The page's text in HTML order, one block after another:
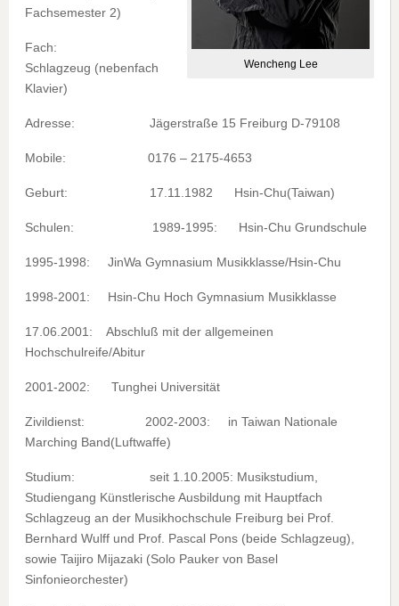
Wencheng Lee
Fachsemester 2)
Fach:
Schlagzeug (nebenfach
Klavier)
Adresse: Jägerstraße 15 Freiburg D-79108
Mobile: 0176 – 2175-4653
Geburt: 17.11.1982 Hsin-Chu(Taiwan)
Schulen: 1989-1995: Hsin-Chu Grundschule
1995-1998: JinWa Gymnasium Musikklasse/Hsin-Chu
1998-2001: Hsin-Chu Hoch Gymnasium Musikklasse
17.06.2001: Abschluß mit der allgemeinen
Hochschulreife/Abitur
2001-2002: Tunghei Universität
Zivildienst: 2002-2003: in Taiwan Nationale
Marching Band(Luftwaffe)
Studium: seit 1.10.2005: Musikstudium,
Studiengang Künstlerische Ausbildung mit Hauptfach
Schlagzeug an der Musikhochschule Freiburg bei Prof.
Bernhard Wulff und Prof. Pascal Pons (beide Schlagzeug),
sowie Taijiro Mijazaki (Solo Pauker von Basel
Sinfonieorchester)